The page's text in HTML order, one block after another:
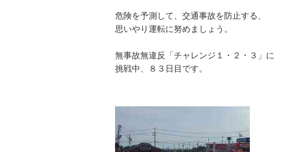
危険を予測して、交通事故を防止する、
思いやり運転に努めましょう。
無事故無違反「チャレンジ１・２・３」に
挑戦中、８３日目です。